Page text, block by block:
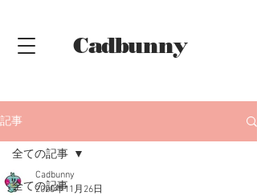
Cadbunny
記事
全ての記事
全ての記事
Cadbunny
2020年11月26日